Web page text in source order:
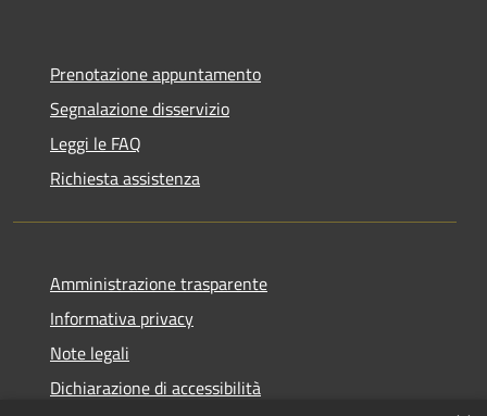
Prenotazione appuntamento
Segnalazione disservizio
Leggi le FAQ
Richiesta assistenza
Amministrazione trasparente
Informativa privacy
Note legali
Dichiarazione di accessibilità